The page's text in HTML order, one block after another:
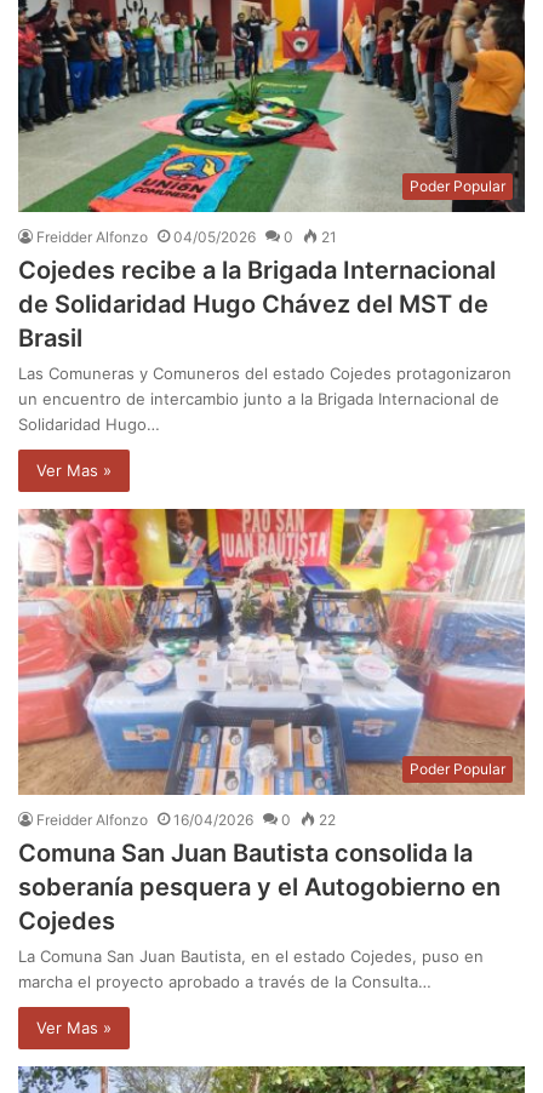
Poder Popular
Freidder Alfonzo 04/05/2026 0 21
Cojedes recibe a la Brigada Internacional
de Solidaridad Hugo Chávez del MST de
Brasil
Las Comuneras y Comuneros del estado Cojedes protagonizaron
un encuentro de intercambio junto a la Brigada Internacional de
Solidaridad Hugo…
Ver Mas »
Poder Popular
Freidder Alfonzo 16/04/2026 0 22
Comuna San Juan Bautista consolida la
soberanía pesquera y el Autogobierno en
Cojedes
La Comuna San Juan Bautista, en el estado Cojedes, puso en
marcha el proyecto aprobado a través de la Consulta…
Ver Mas »